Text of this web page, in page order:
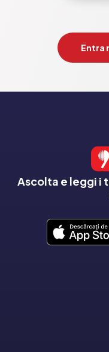
Entra
Ascolta e leggi i